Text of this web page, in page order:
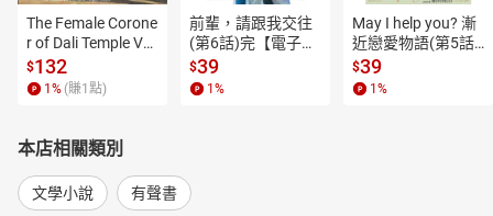
The Female Corone
r of Dali Temple Vo
l.6【有聲書】
$132
1 % (賺1 點)
前輩，請跟我交往
(第6話)完【電子
書】
$39
1 %
May I help you? 漸
近戀愛物語(第5話)
【電子書】
$39
1 %
本店相關類別
文學小說 有聲書